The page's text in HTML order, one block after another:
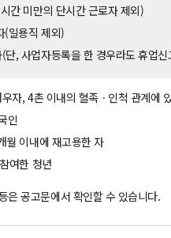
간 미만의 단시간 근로자 제외)
(일용직 제외)
, 사업자등록을 한 경우라도 휴업
자, 4촌 이내의 혈족ㆍ인척 관계에
인
월 이내에 재고용한 자
여한 청년
은 공고문에서 확인할 수 있습니다.